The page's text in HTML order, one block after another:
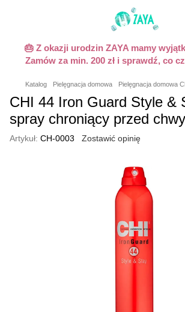
🎂 Z okazji urodzin ZAYA mamy
Zamów za min. 200 zł i sprawdź, co
Katalog Pielęgnacja domowa Pielęgnacja domowa
CHI 44 Iron Guard Style &
spray chroniący przed
Artykuł: CH-0003 Zostawić opinię